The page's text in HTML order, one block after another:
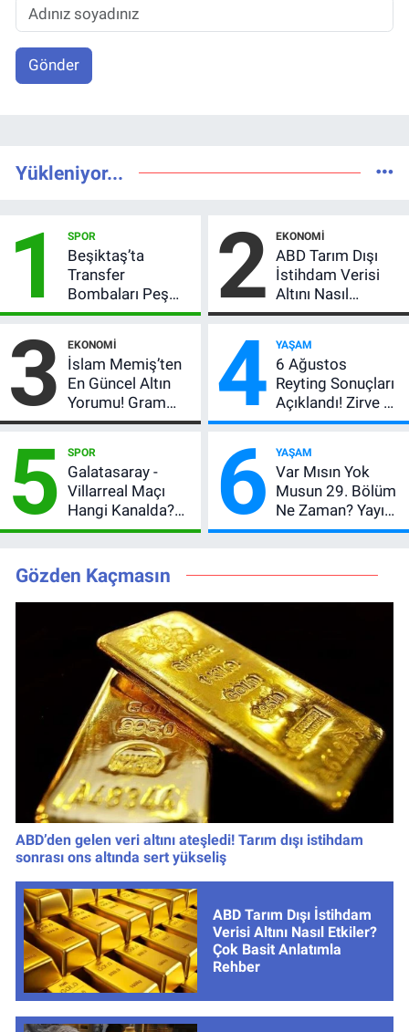
Gönder
Yükleniyor...
1 SPOR
Beşiktaş’ta
Transfer
Bombaları Peş
Peşe! Adalı
Açıkladı, 5 Yıldız
Daha Listede
2 EKONOMI
ABD Tarım Dışı
İstihdam Verisi
Altını Nasıl
Etkiler? Çok Basit
3 EKONOMI
İslam Memiş’ten
En Güncel Altın
Yorumu! Gram
Altın İçin 6.350 TL
Beklentisi
Değişmedi
4 YAŞAM
6 Ağustos
Reyting Sonuçları
Açıklandı! Zirve El
Değiştirdi:
MasterChef'i
Geride Bıraktı
5 SPOR
Galatasaray -
Villarreal Maçı
Hangi Kanalda?
Hazırlık Maçı Ne
Kaçta, Nereden
İzlenir?
6 YAŞAM
Var Mısın Yok
Musun 29. Bölüm
Ne Zaman? Yayın
Günü Değişti, Yeni
Gözden Kaçmasın
ABD’den gelen veri altını ateşledi! Tarım dışı istihdam
sonrası ons altında sert yükseliş
ABD Tarım Dışı İstihdam
Verisi Altını Nasıl Etkiler?
Çok Basit Anlatımla
Rehber